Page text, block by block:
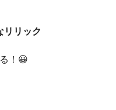
リリック
！😀